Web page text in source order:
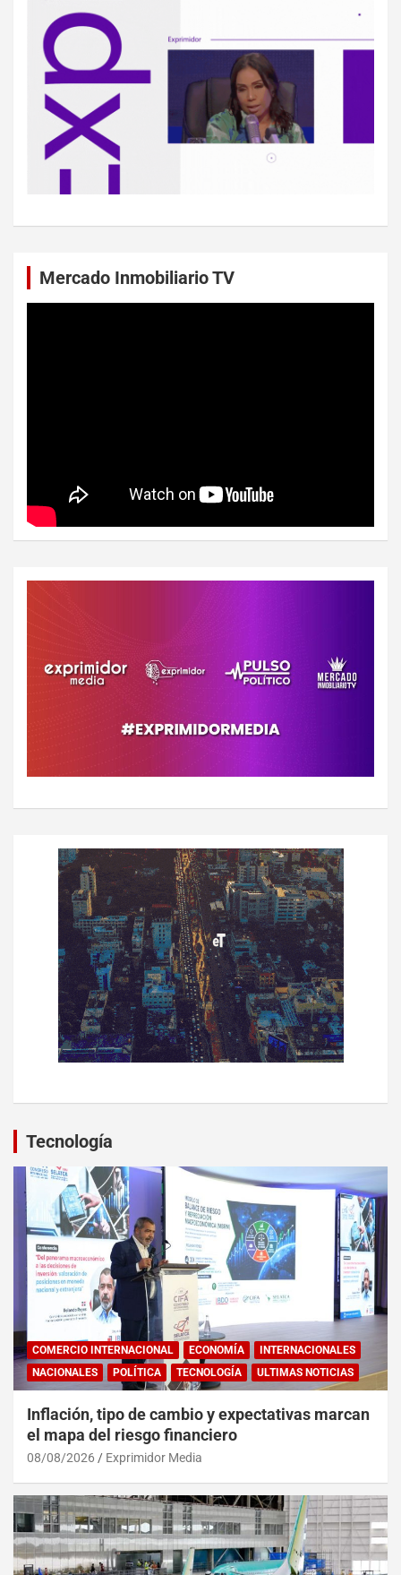
Mercado Inmobiliario TV
Tecnología
COMERCIO INTERNACIONAL ECONOMÍA
INTERNACIONALES
NACIONALES
POLÍTICA TECNOLOGÍA ULTIMAS NOTICIAS
Inflación, tipo de cambio y expectativas marcan
el mapa del riesgo financiero
08/08/2026 Exprimidor Media